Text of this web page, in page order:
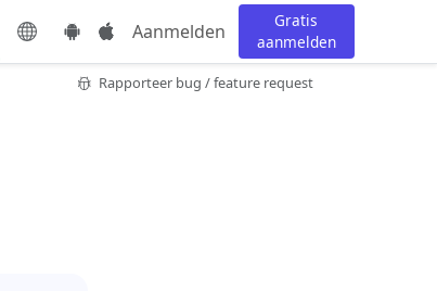
Aanmelden
Gratis
aanmelden
Rapporteer bug / feature request